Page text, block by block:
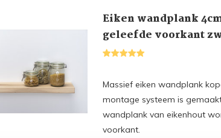
Eiken wandplank
geleefde voorkant
Massief eiken wandplank
montage systeem is
wandplank van eikenhout
voorkant.